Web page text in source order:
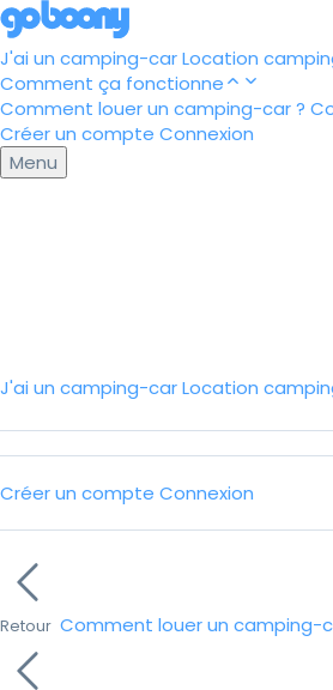
J'ai un camping-carLocation
Comment ça fonctionne
Comment louer un camping-car ?
Créer un compte Connexion
Menu
J'ai un camping-carLocation
Créer un compte Connexion
Retour Comment louer un camping-